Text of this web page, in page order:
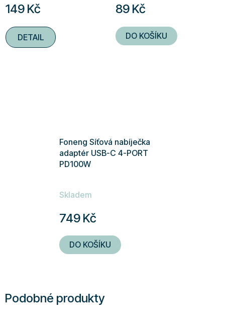
149 Kč
DETAIL
89 Kč
DO KOŠÍKU
Foneng Síťová nabíječka
adaptér USB-C 4-PORT
PD100W
Skladem
749 Kč
DO KOŠÍKU
Podobné produkty